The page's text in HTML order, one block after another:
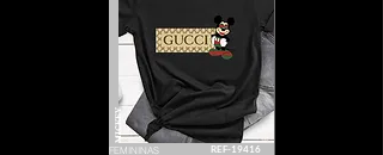
MICKEY
FEMININAS REF-19416